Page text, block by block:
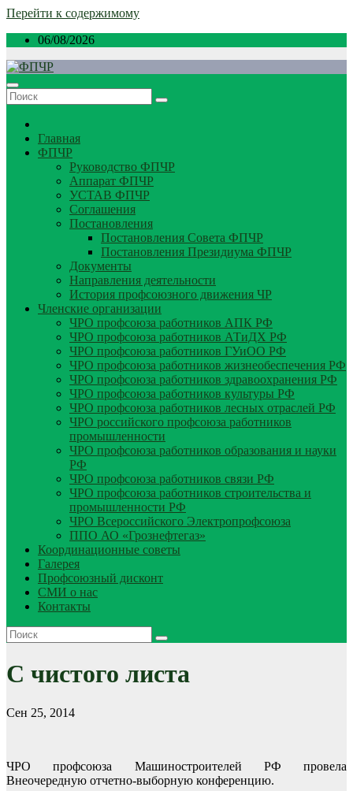
Перейти к содержимому
06/08/2026
Главная
ФПЧР
Руководство ФПЧР
Аппарат ФПЧР
УСТАВ ФПЧР
Соглашения
Постановления
Постановления Совета ФПЧР
Постановления Президиума ФПЧР
Документы
Направления деятельности
История профсоюзного движения ЧР
Членские организации
ЧРО профсоюза работников АПК РФ
ЧРО профсоюза работников АТиДХ РФ
ЧРО профсоюза работников ГУиОО РФ
ЧРО профсоюза работников жизнеобеспечения РФ
ЧРО профсоюза работников здравоохранения РФ
ЧРО профсоюза работников культуры РФ
ЧРО профсоюза работников лесных отраслей РФ
ЧРО российского профсоюза работников
промышленности
ЧРО профсоюза работников образования и науки
РФ
ЧРО профсоюза работников связи РФ
ЧРО профсоюза работников строительства и
промышленности РФ
ЧРО Всероссийского Электропрофсоюза
ППО АО «Грознефтегаз»
Координационные советы
Галерея
Профсоюзный дисконт
СМИ о нас
Контакты
С чистого листа
Сен 25, 2014
ЧРО профсоюза Машиностроителей РФ провела
Внеочередную отчетно-выборную конференцию.